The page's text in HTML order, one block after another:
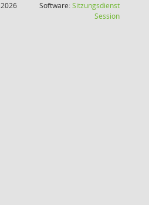
Software:Sitzungsdienst
Session(Wird in